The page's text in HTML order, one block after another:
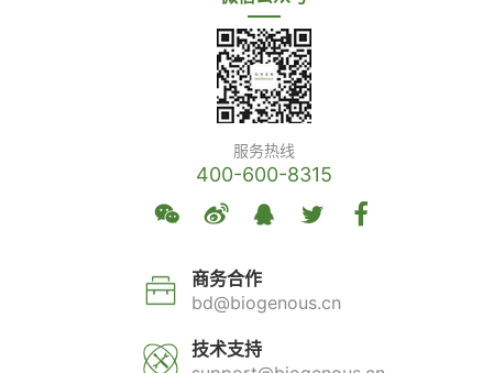
服务热线
400-600-8315
商务合作
bd@biogenous.cn
技术支持